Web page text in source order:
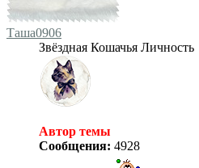
Таша0906
Звёздная Кошачья Личность
Автор темы
Сообщения: 4928